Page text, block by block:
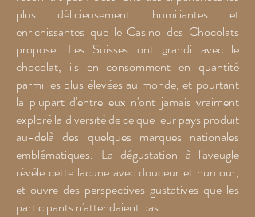
plus délicieusement humiliantes et
enrichissantes que le Casino des Chocolats
propose. Les Suisses ont grandi avec le
chocolat, ils en consomment en quantité
parmi les plus élevées au monde, et pourtant
la plupart d'entre eux n'ont jamais vraiment
exploré la diversité de ce que leur pays produit
au-delà des quelques marques nationales
emblématiques. La dégustation à l'aveugle
révèle cette lacune avec douceur et humour,
et ouvre des perspectives gustatives que les
participants n'attendaient pas.